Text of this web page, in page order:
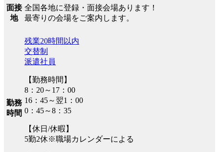
面接
地
全国各地に登録・面接会場あります！
最寄りの会場をご案内します。
勤務
時間
残業20時間以内
交替制
派遣社員
【勤務時間】
8：20～17：00
16：45～翌1：00
0：45～8：35
【休日/休暇】
5勤2休※職場カレンダーによる